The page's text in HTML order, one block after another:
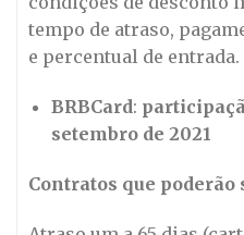
tempo de atraso,
e percentual de entrada.
BRBCard:
setembro de 2021
Contratos que poderão